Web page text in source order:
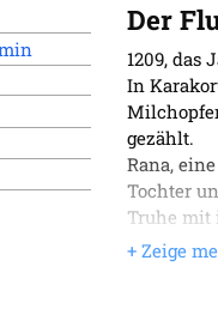
Derwisch
gelehrte
Gefühlen
Ihre
hingezogen.
Ein
tiefen
Der
1209, das
In
gezählt.
Rana,
Tochter
Truhe mit
auftaucht,
Denn